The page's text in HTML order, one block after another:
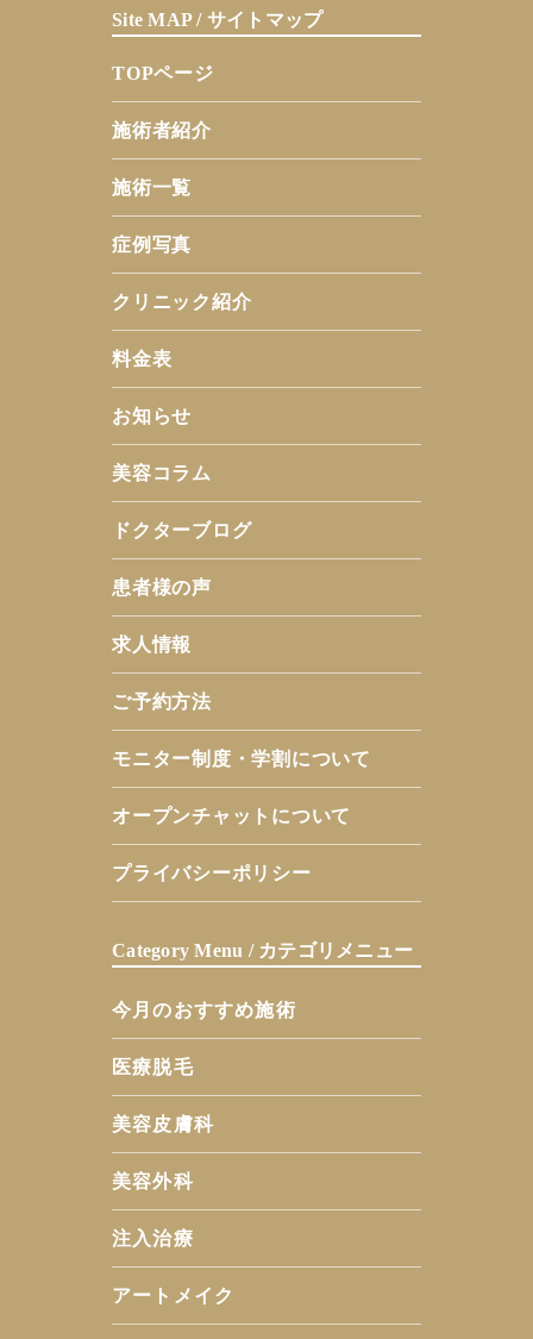
Site MAP / サイトマップ
TOPページ
施術者紹介
施術一覧
症例写真
クリニック紹介
料金表
お知らせ
美容コラム
ドクターブログ
患者様の声
求人情報
ご予約方法
モニター制度・学割について
オープンチャットについて
プライバシーポリシー
Category Menu / カテゴリメニュー
今月のおすすめ施術
医療脱毛
美容皮膚科
美容外科
注入治療
アートメイク